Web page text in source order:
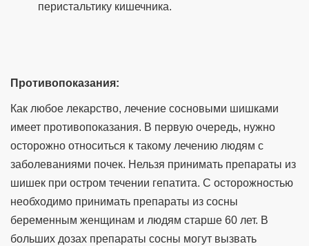
перистальтику кишечника.
Противопоказания:
Как любое лекарство, лечение сосновыми шишками
имеет противопоказания. В первую очередь, нужно
осторожно относиться к такому лечению людям с
заболеваниями почек. Нельзя принимать препараты из
шишек при остром течении гепатита. С осторожностью
необходимо принимать препараты из сосны
беременным женщинам и людям старше 60 лет. В
больших дозах препараты сосны могут вызвать